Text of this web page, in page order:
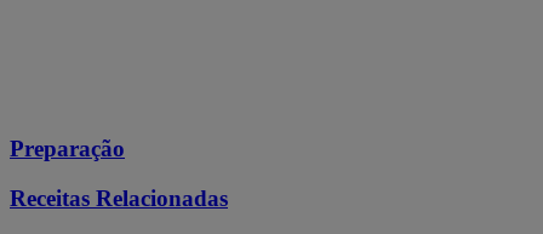
Preparação
Receitas Relacionadas